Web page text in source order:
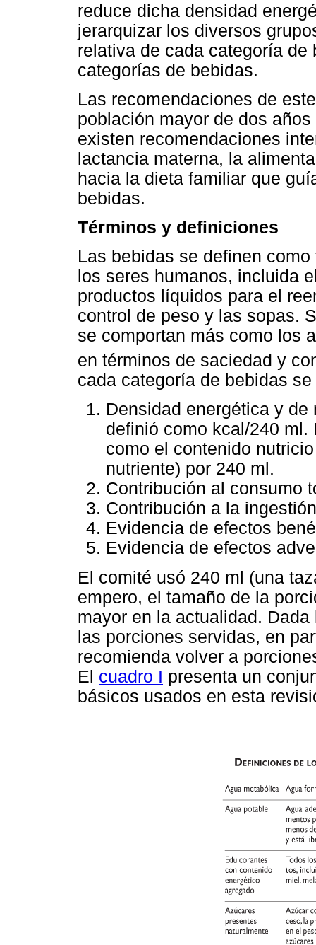
reduce dicha densidad
jerarquizar los diversos
relativa de cada categoría
categorías de bebidas.
Las recomendaciones de
población mayor de dos
existen recomendaciones
lactancia materna, la
hacia la dieta familiar que
bebidas.
Términos y definiciones
Las bebidas se definen
los seres humanos, incluida
productos líquidos para el
control de peso y las sopas.
se comportan más como los
en términos de saciedad y
cada categoría de bebidas
Densidad energética y
definió como kcal/240
como el contenido
nutriente) por 240 ml.
Contribución al consumo
Contribución a la
Evidencia de efectos
Evidencia de efectos
El comité usó 240 ml (una
empero, el tamaño de la
mayor en la actualidad.
las porciones servidas, en
recomienda volver a
El cuadro I presenta un
básicos usados en esta